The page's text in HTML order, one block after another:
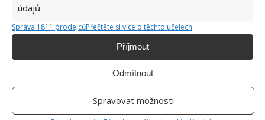
údajů.
Správa 1811 prodejcůPřečtěte si více o těchto účelech
Příjmout
Odmítnout
Spravovat možnosti
Zdroj: Goodhousekeeping